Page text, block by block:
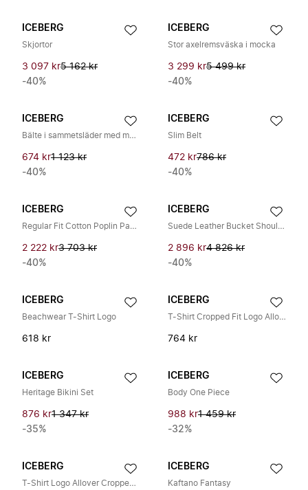
ICEBERG
Skjortor
3 097 kr5 162 kr
-40%
ICEBERG
Stor axelremsväska i mocka
3 299 kr5 499 kr
-40%
ICEBERG
Bälte i sammetsläder med monogramspänne
674 kr1 123 kr
-40%
ICEBERG
Slim Belt
472 kr786 kr
-40%
ICEBERG
Regular Fit Cotton Poplin Pants
2 222 kr3 703 kr
-40%
ICEBERG
Suede Leather Bucket Shoulder Bag
2 896 kr4 826 kr
-40%
ICEBERG
Beachwear T-Shirt Logo
618 kr
ICEBERG
T-Shirt Cropped Fit Logo Allover
764 kr
ICEBERG
Heritage Bikini Set
876 kr1 347 kr
-35%
ICEBERG
Body One Piece
988 kr1 459 kr
-32%
ICEBERG
T-Shirt Logo Allover Cropped Fit
ICEBERG
Kaftano Fantasy